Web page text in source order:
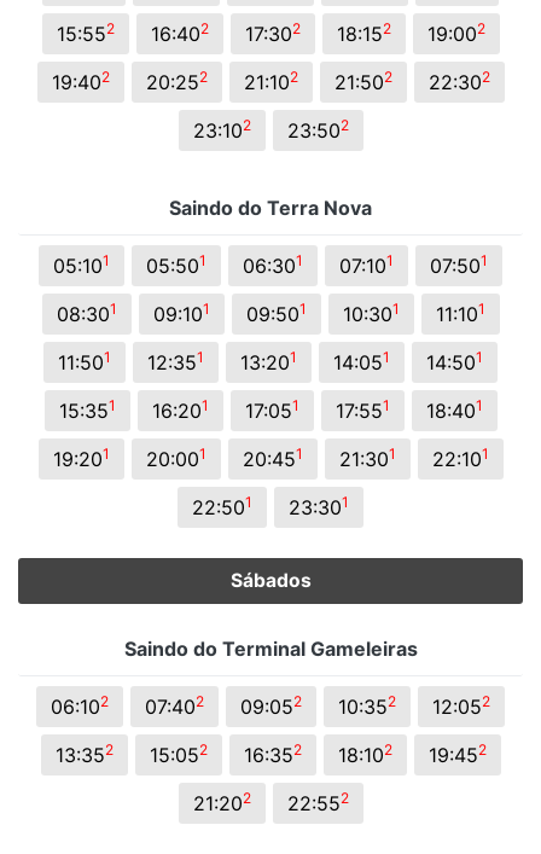
15:552 16:402 17:302 18:152 19:002
19:402 20:252 21:102 21:502 22:302
23:102 23:502
Saindo do Terra Nova
05:101 05:501 06:301 07:101 07:501
08:301 09:101 09:501 10:301 11:101
11:501 12:351 13:201 14:051 14:501
15:351 16:201 17:051 17:551 18:401
19:201 20:001 20:451 21:301 22:101
22:501 23:301
Sábados
Saindo do Terminal Gameleiras
06:102 07:402 09:052 10:352 12:052
13:352 15:052 16:352 18:102 19:452
21:202 22:552